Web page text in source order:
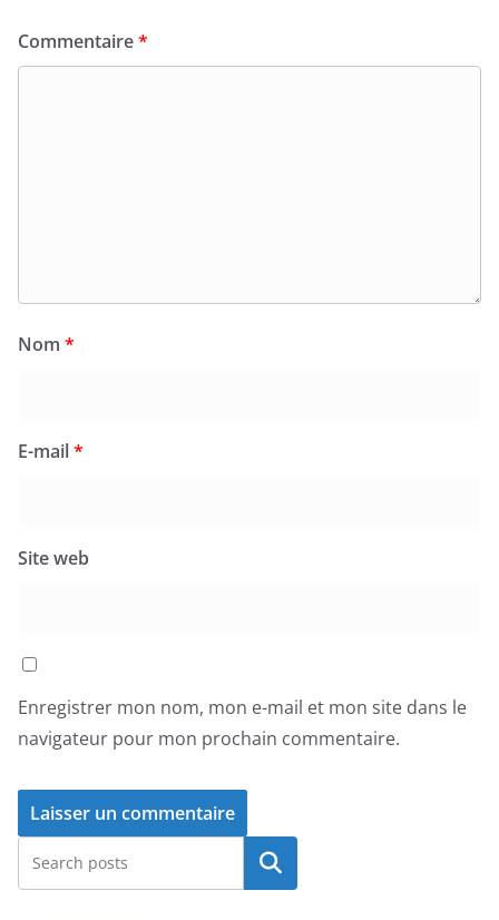
Commentaire*
Nom *
E-mail*
Site web
Enregistrer mon nom, mon e-mail et mon site dans le
navigateur pour mon prochain commentaire.
Rechercher